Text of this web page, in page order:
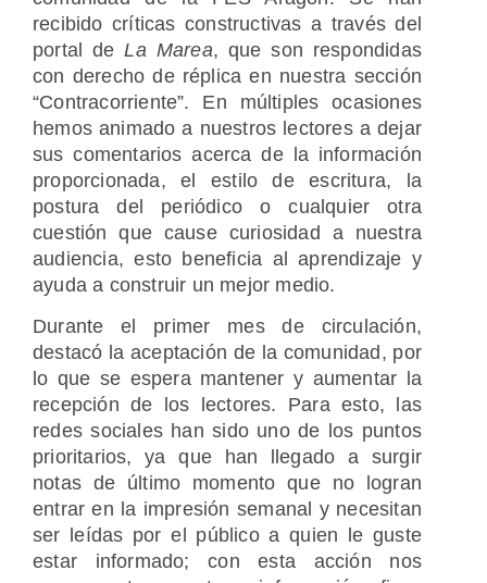
recibido críticas constructivas a través del
portal deLa Marea, que son respondidas
con derecho de réplica en nuestra sección
“Contracorriente”. En múltiples ocasiones
hemos animado a nuestros lectores a dejar
sus comentarios acerca de la información
proporcionada, el estilo de escritura, la
postura del periódico o cualquier otra
cuestión que cause curiosidad a nuestra
audiencia, esto beneficia al aprendizaje y
ayuda a construir un mejor medio.
Durante el primer mes de circulación,
destacó la aceptación de la comunidad, por
lo que se espera mantener y aumentar la
recepción de los lectores. Para esto, las
redes sociales han sido uno de los puntos
prioritarios, ya que han llegado a surgir
notas de último momento que no logran
entrar en la impresión semanal y necesitan
ser leídas por el público a quien le guste
estar informado; con esta acción nos